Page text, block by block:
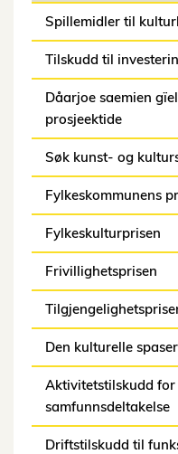
Spillemidler til
Tilskudd til
Dåarjoe saemien
prosjeektide
Søk kunst- og
Fylkeskommunens
Fylkeskulturprisen
Frivillighetsprisen
Den kulturelle
Aktivitetstilskudd
samfunnsdeltakelse
Driftstilskudd til